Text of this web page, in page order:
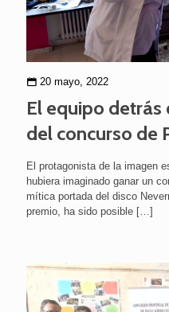
20 mayo, 2022
El equipo
del concurso de
El protagonista de la imagen
hubiera imaginado ganar un
mítica portada del disco
premio, ha sido posible […]